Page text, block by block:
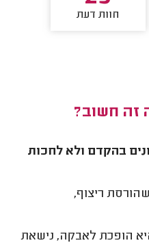
חוות דעת
זה חשוב?
בהקדם ולא לחכות
ריצוף,
הופכת לאבקה, נישאת